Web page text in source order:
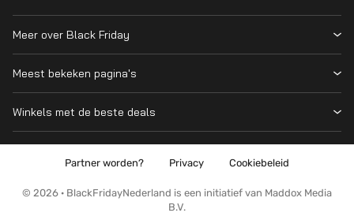
Meer over Black Friday
Wanneer is Black Friday?
Cyber Monday 2026
Over ons
Kennis en advies
Meest bekeken pagina's
Prijsvergelijker
PS5
Winkels met de beste deals
© 2026 · BlackFridayNederland is een initiatief van Maddox Media
B.V.
Partner worden? Privacy Cookiebeleid